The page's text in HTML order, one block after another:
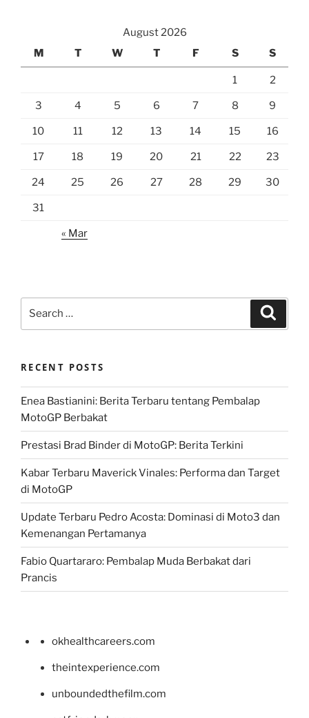
August 2026
M
T W T F S S
1 2
3 4 5 6 7 8 9
10 11 12 13 14 15 16
17 18 19 20 21 22 23
24 25 26 27 28 29 30
31
« Mar
RECENT POSTS
Enea Bastianini: Berita Terbaru tentang Pembalap
MotoGP Berbakat
Prestasi Brad Binder di MotoGP: Berita Terkini
Kabar Terbaru Maverick Vinales: Performa dan Target
di MotoGP
Update Terbaru Pedro Acosta: Dominasi di Moto3 dan
Kemenangan Pertamanya
Fabio Quartararo: Pembalap Muda Berbakat dari
Prancis
okhealthcareers.com
theintexperience.com
unboundedthefilm.com